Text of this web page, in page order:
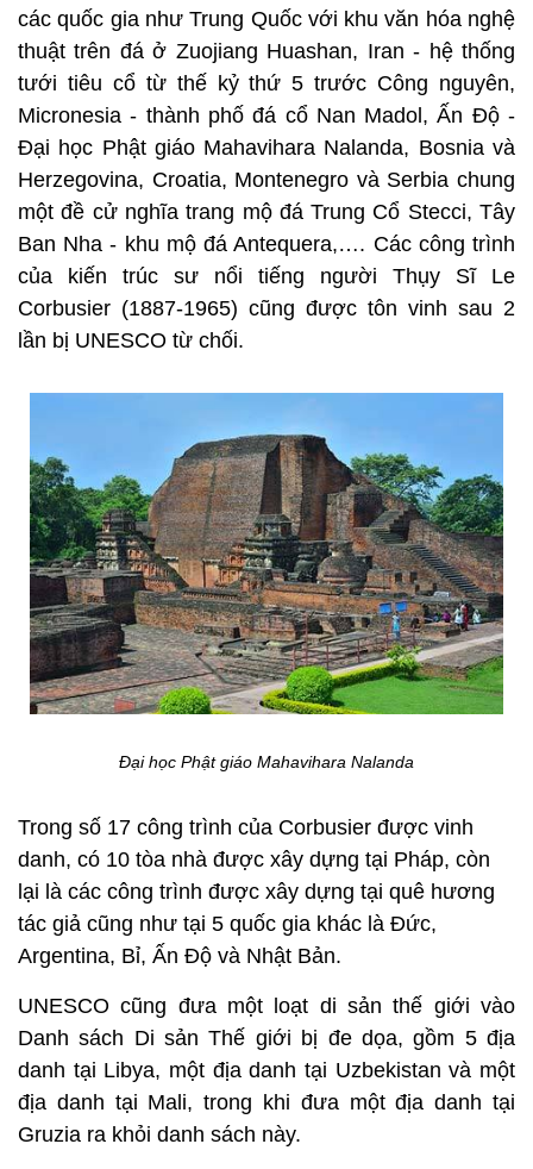
các quốc gia như Trung Quốc với khu văn hóa nghệ
thuật trên đá ở Zuojiang Huashan, Iran - hệ thống
tưới tiêu cổ từ thế kỷ thứ 5 trước Công nguyên,
Micronesia - thành phố đá cổ Nan Madol, Ấn Độ -
Đại học Phật giáo Mahavihara Nalanda, Bosnia và
Herzegovina, Croatia, Montenegro và Serbia chung
một đề cử nghĩa trang mộ đá Trung Cổ Stecci, Tây
Ban Nha - khu mộ đá Antequera,…. Các công trình
của kiến trúc sư nổi tiếng người Thụy Sĩ Le
Corbusier (1887-1965) cũng được tôn vinh sau 2
lần bị UNESCO từ chối.
Đại học Phật giáo Mahavihara Nalanda
Trong số 17 công trình của Corbusier được vinh
danh, có 10 tòa nhà được xây dựng tại Pháp, còn
lại là các công trình được xây dựng tại quê hương
tác giả cũng như tại 5 quốc gia khác là Đức,
Argentina, Bỉ, Ấn Độ và Nhật Bản.
UNESCO cũng đưa một loạt di sản thế giới vào
Danh sách Di sản Thế giới bị đe dọa, gồm 5 địa
danh tại Libya, một địa danh tại Uzbekistan và một
địa danh tại Mali, trong khi đưa một địa danh tại
Gruzia ra khỏi danh sách này.